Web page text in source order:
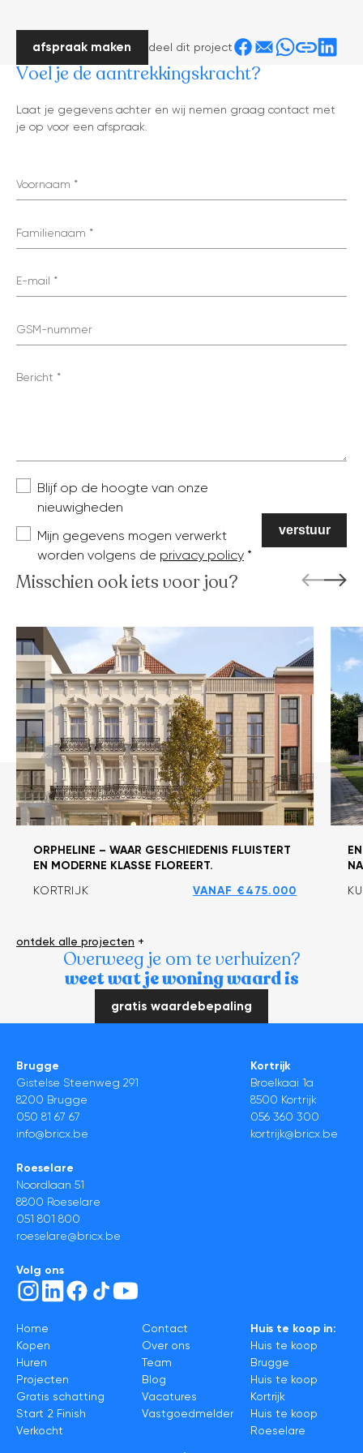
afspraak maken deel dit project
tonen op kaart
Voel je de aantrekkingskracht?
Laat je gegevens achter en wij nemen graag contact met
je op voor een afspraak.
Voornaam
Familienaam
E-mail
GSM-nummer
Bericht
Blijf op de hoogte van onze
nieuwigheden
Mijn gegevens mogen verwerkt
worden volgens de privacy policy
Misschien ook iets voor jou?
ORPHELINE – WAAR GESCHIEDENIS FLUISTERT
EN MODERNE KLASSE FLOREERT.
KORTRIJK VANAF €475.000
ontdek alle projecten +
Overweeg je om te verhuizen?
weet wat je woning waard is
gratis waardebepaling
Brugge
Gistelse Steenweg 291
8200 Brugge
050 81 67 67
info@bricx.be
Kortrijk
Broelkaai 1a
8500 Kortrijk
056 360 300
kortrijk@bricx.be
Roeselare
Noordlaan 51
8800 Roeselare
051 801 800
roeselare@bricx.be
Volg ons
Home
Kopen
Huren
Projecten
Gratis schatting
Start 2 Finish
Verkocht
Contact
Over ons
Team
Blog
Vacatures
Vastgoedmelder
Huis te koop in:
Huis te koop
Brugge
Huis te koop
Kortrijk
Huis te koop
Roeselare